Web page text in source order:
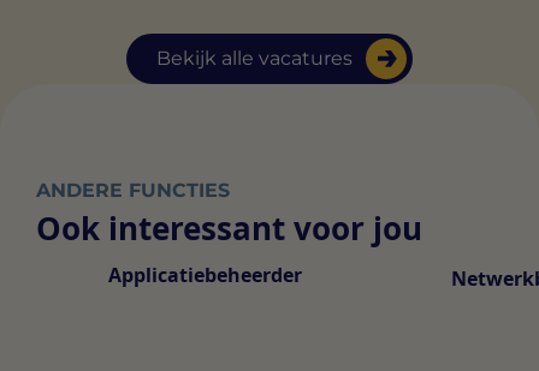
Bekijk alle vacatures
ANDERE FUNCTIES
Ook interessant voor jou
Applicatiebeheerder